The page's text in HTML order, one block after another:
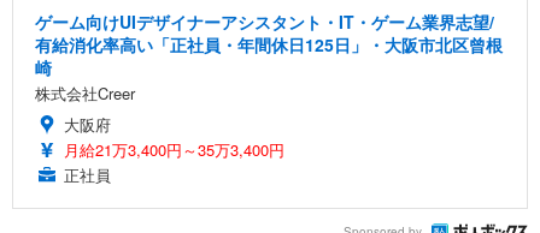
ゲーム向けUIデザイナーアシスタント・IT・ゲーム業界志望/
有給消化率高い「正社員・年間休日125日」・大阪市北区曾根
崎
株式会社Creer
大阪府
月給21万3,400円～35万3,400円
正社員